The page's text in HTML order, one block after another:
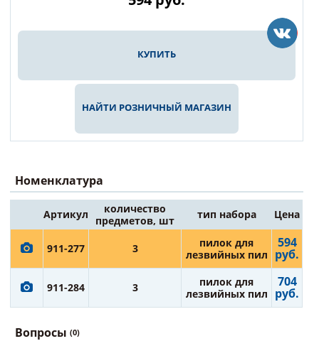
КУПИТЬ
НАЙТИ РОЗНИЧНЫЙ МАГАЗИН
Номенклатура
Артикул
количество
предметов, шт
тип набора Цена
911-277 3
пилок для
лезвийных пил
594
руб.
911-284 3
пилок для
лезвийных пил
704
руб.
Вопросы (0)